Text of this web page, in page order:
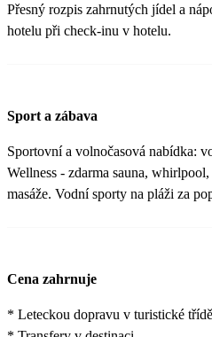
Přesný rozpis zahrnutých jídel a
hotelu při check-inu v hotelu.
Sport a zábava
Sportovní a volnočasová nabídka:
Wellness - zdarma sauna,
masáže. Vodní sporty na pláži za
Cena zahrnuje
* Leteckou dopravu v turistické